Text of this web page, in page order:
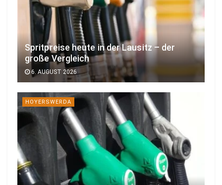
Spritpreise heute in der Lausitz – der
große Vergleich
6. AUGUST 2026
HOYERSWERDA